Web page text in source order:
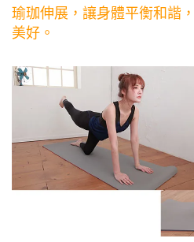
瑜珈伸展，讓身體平衡和諧
美好。